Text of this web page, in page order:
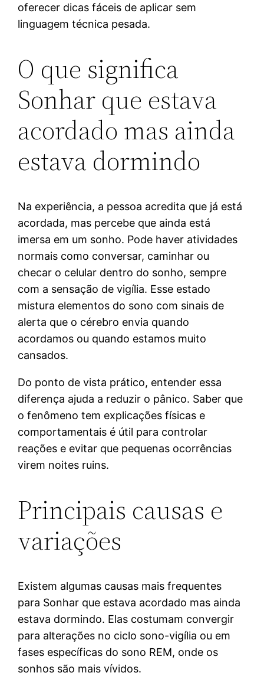
oferecer dicas fáceis de aplicar sem
linguagem técnica pesada.
O que significa
Sonhar que estava
acordado mas ainda
estava dormindo
Na experiência, a pessoa acredita que já está
acordada, mas percebe que ainda está
imersa em um sonho. Pode haver atividades
normais como conversar, caminhar ou
checar o celular dentro do sonho, sempre
com a sensação de vigília. Esse estado
mistura elementos do sono com sinais de
alerta que o cérebro envia quando
acordamos ou quando estamos muito
cansados.
Do ponto de vista prático, entender essa
diferença ajuda a reduzir o pânico. Saber que
o fenômeno tem explicações físicas e
comportamentais é útil para controlar
reações e evitar que pequenas ocorrências
virem noites ruins.
Principais causas e
variações
Existem algumas causas mais frequentes
para Sonhar que estava acordado mas ainda
estava dormindo. Elas costumam convergir
para alterações no ciclo sono-vigília ou em
fases específicas do sono REM, onde os
sonhos são mais vívidos.